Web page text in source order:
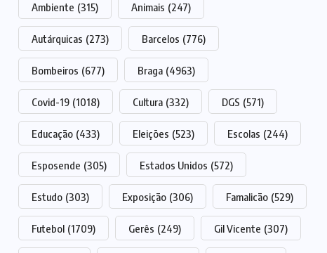
Ambiente (315) Animais (247)
Autárquicas (273) Barcelos (776)
Bombeiros (677) Braga (4963)
Covid-19 (1018) Cultura (332) DGS (571)
Educação (433) Eleições (523) Escolas (244)
Esposende (305) Estados Unidos (572)
Estudo (303) Exposição (306) Famalicão (529)
Futebol (1709) Gerês (249) Gil Vicente (307)